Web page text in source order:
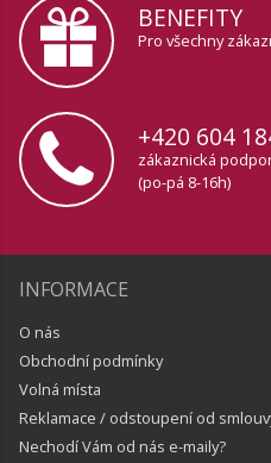
BENEFITY
Pro všechny
+420 604
zákaznická
(po-pá 8-16h)
INFORMACE
O nás
Obchodní podmínky
Volná místa
Reklamace / odstoupení od
Nechodí Vám od nás e-maily?